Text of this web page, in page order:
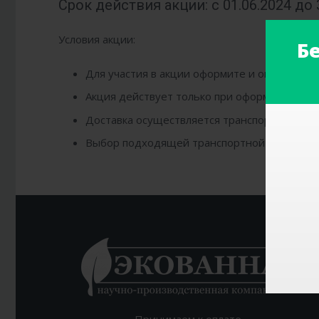
Срок действия акции: с 01.06.2024 до
Условия акции:
Для участия в акции оформите и оплатите
Акция действует только при оформлении
Доставка осуществляется
Выбор подходящей транспортной